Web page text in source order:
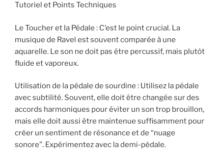
Tutoriel et Points Techniques
Le Toucher et la Pédale : C’est le point crucial. La
musique de Ravel est souvent comparée à une
aquarelle. Le son ne doit pas être percussif, mais plutôt
fluide et vaporeux.
Utilisation de la pédale de sourdine : Utilisez la pédale
avec subtilité. Souvent, elle doit être changée sur des
accords harmoniques pour éviter un son trop brouillon,
mais elle doit aussi être maintenue suffisamment pour
créer un sentiment de résonance et de “nuage
sonore”. Expérimentez avec la demi-pédale.